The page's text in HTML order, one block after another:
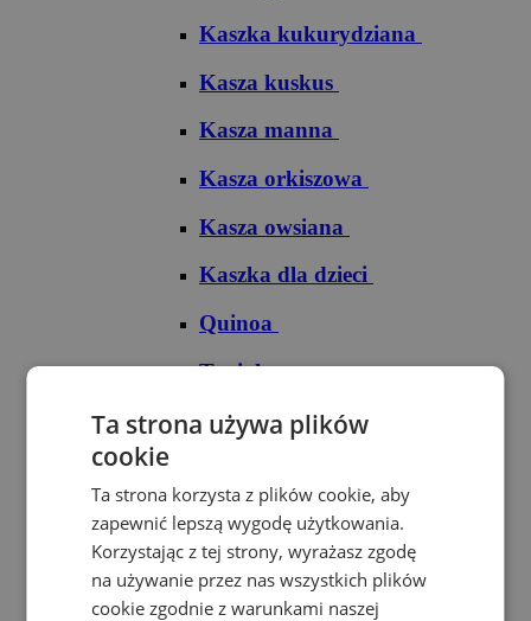
Kaszka kukurydziana
Kasza kuskus
Kasza manna
Kasza orkiszowa
Kasza owsiana
Kaszka dla dzieci
Quinoa
Tapioka
Ryże
Ryż basmati
Ryż biały
Ryż brązowy
Ta strona używa plików
cookie
Ta strona korzysta z plików cookie, aby
zapewnić lepszą wygodę użytkowania.
Korzystając z tej strony, wyrażasz zgodę
na używanie przez nas wszystkich plików
cookie zgodnie z warunkami naszej